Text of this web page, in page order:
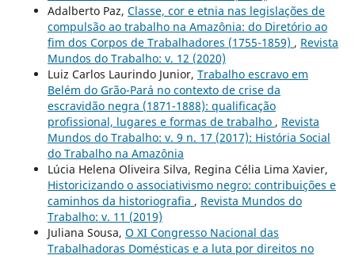
Adalberto Paz, Classe, cor e etnia nas legislações de
compulsão ao trabalho na Amazônia: do Diretório ao
fim dos Corpos de Trabalhadores (1755-1859) , Revista
Mundos do Trabalho: v. 12 (2020)
Luiz Carlos Laurindo Junior, Trabalho escravo em
Belém do Grão-Pará no contexto de crise da
escravidão negra (1871-1888): qualificação
profissional, lugares e formas de trabalho , Revista
Mundos do Trabalho: v. 9 n. 17 (2017): História Social
do Trabalho na Amazônia
Lúcia Helena Oliveira Silva, Regina Célia Lima Xavier,
Historicizando o associativismo negro: contribuições e
caminhos da historiografia , Revista Mundos do
Trabalho: v. 11 (2019)
Juliana Sousa, O XI Congresso Nacional das
Trabalhadoras Domésticas e a luta por direitos no